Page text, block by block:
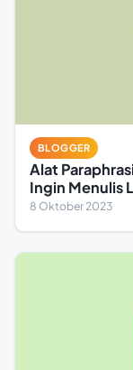
BLOGGER
Alat
Ingin Menulis
8 Oktober 2023